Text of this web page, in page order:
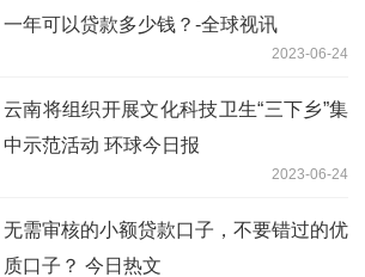
一年可以贷款多少钱？-全球视讯
2023-06-24
云南将组织开展文化科技卫生“三下乡”集
中示范活动 环球今日报
2023-06-24
无需审核的小额贷款口子，不要错过的优
质口子？ 今日热文